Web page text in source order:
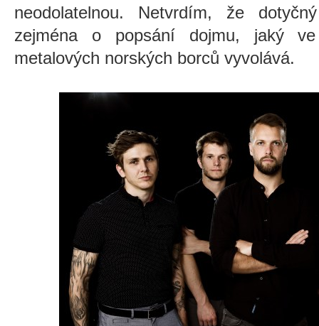
neodolatelnou. Netvrdím, že
zejména o popsání dojmu, jaký
metalových norských borců vyvolává.